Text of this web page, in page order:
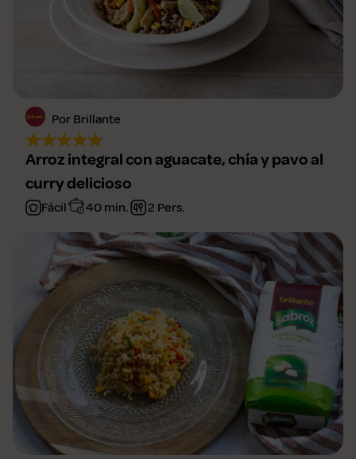
Por Brillante
Arroz integral con aguacate, chía y pavo al
curry delicioso
Fácil 40 min. 2 Pers.